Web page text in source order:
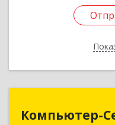
Компьютер-